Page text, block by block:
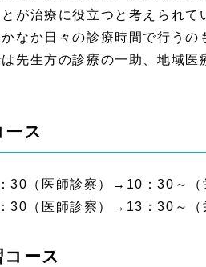
が治療に役立つと考えられて
なか日々の診療時間で行うの
先生方の診療の一助、地域医
ス
（医師診察）→10：30～（
（医師診察）→13：30～（
ース